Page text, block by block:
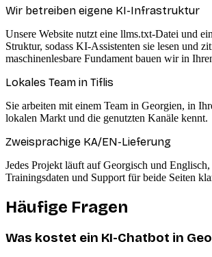
Wir betreiben eigene KI-Infrastruktur
Unsere Website nutzt eine llms.txt-Datei und
Struktur, sodass KI-Assistenten sie lesen und
maschinenlesbare Fundament bauen wir in
Lokales Team in Tiflis
Sie arbeiten mit einem Team in Georgien, in
lokalen Markt und die genutzten Kanäle kennt.
Zweisprachige KA/EN-Lieferung
Jedes Projekt läuft auf Georgisch und
Trainingsdaten und Support für beide Seiten
Häufige Fragen
Was kostet ein KI-Chatbot in